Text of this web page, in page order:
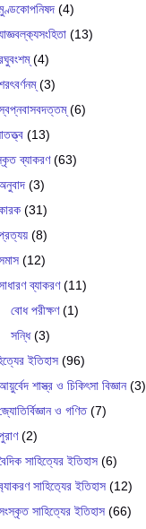
(4)
(13)
(4)
(3)
(6)
(13)
ব্যাকরণ(63)
(3)
(31)
(8)
(12)
ব্যাকরণ(11)
বোধ পরীক্ষণ(1)
সন্ধি(3)
ইতিহাস (96)
শাস্ত্র ও চিকিৎসা বিজ্ঞান(3)
ও গণিত(7)
(2)
সাহিত্যের ইতিহাস (6)
সাহিত‍্যের ইতিহাস (12)
সাহিত্যের ইতিহাস (66)